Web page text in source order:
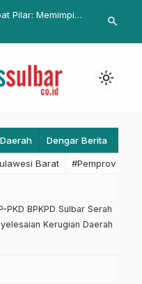
Fasilitasi
Ridwan
SAW di
search
light_mode
Daerah Dengar Berita
Barat #Pemprov
PKD BPKPD Sulbar Serah
Kerugian Daerah